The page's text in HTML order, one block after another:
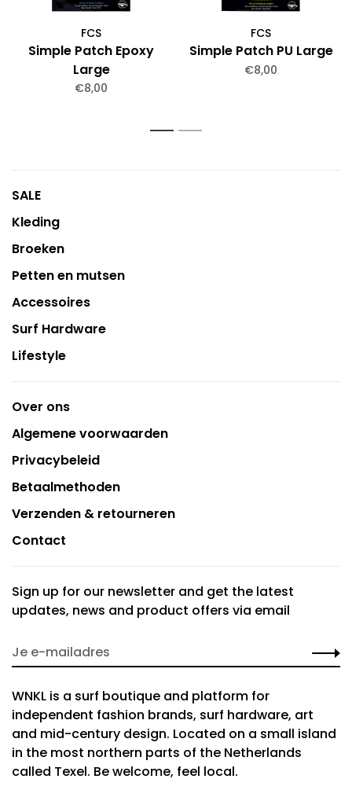
FCS
Simple Patch Epoxy
Large
€8,00
FCS
Simple Patch PU Large
€8,00
1 2
SALE
Kleding
Broeken
Petten en mutsen
Accessoires
Surf Hardware
Lifestyle
Over ons
Algemene voorwaarden
Privacybeleid
Betaalmethoden
Verzenden & retourneren
Contact
Sign up for our newsletter and get the latest
updates, news and product offers via email
WNKL is a surf boutique and platform for
independent fashion brands, surf hardware, art
and mid-century design. Located on a small island
in the most northern parts of the Netherlands
called Texel. Be welcome, feel local.